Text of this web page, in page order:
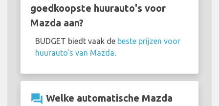
goedkoopste huurauto's voor
Mazda aan?
BUDGET biedt vaak de beste prijzen voor
huurauto's van Mazda.
question_answer Welke automatische Mazda